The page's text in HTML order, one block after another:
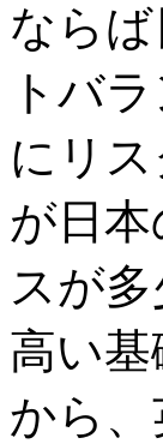
なら
トバ
にリ
が日
スが
高い
から